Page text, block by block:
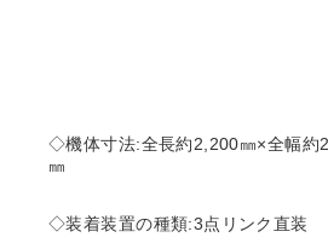
◇機体寸法:全長約2,200㎜×全幅約
㎜
◇装着装置の種類:3点リンク直装